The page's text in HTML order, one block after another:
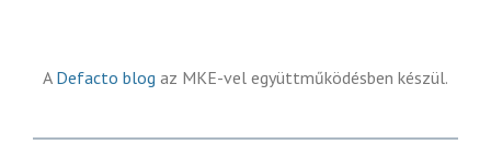
A Defacto blog az MKE-vel együttműködésben készül.